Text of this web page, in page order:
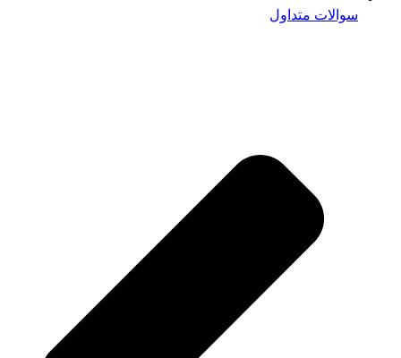
سوالات متداول